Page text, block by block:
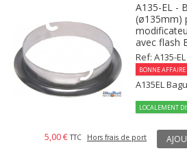
A135-EL -
(ø135mm)
avec flash
Ref: A135-EL
BONNE AFFAIRE
A135EL
LOCALEMENT
5,00 € TTC Hors frais de port